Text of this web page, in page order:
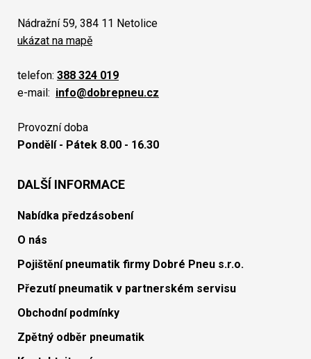
Nádražní 59, 384 11 Netolice
ukázat na mapě
telefon: 388 324 019
e-mail: info@dobrepneu.cz
Provozní doba
Pondělí - Pátek 8.00 - 16.30
DALŠÍ INFORMACE
Nabídka předzásobení
O nás
Pojištění pneumatik firmy Dobré Pneu s.r.o.
Přezutí pneumatik v partnerském servisu
Obchodní podmínky
Zpětný odběr pneumatik